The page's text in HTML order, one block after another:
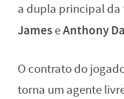
a dupla principal da
JameseAnthony
O contrato do
torna um agente